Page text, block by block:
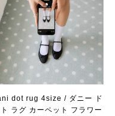
dot rug 4size / ダニー ド
ト ラグ カーペット フラワー